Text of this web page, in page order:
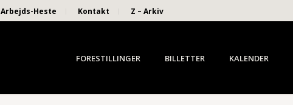
Arbejds-Heste Kontakt Z – Arkiv
FORESTILLINGER BILLETTER KALENDER